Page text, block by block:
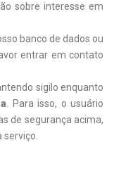
sobre interesse em
banco de dados ou
entrar em contato
sigilo enquanto
. Para isso, o usuário
de segurança acima,